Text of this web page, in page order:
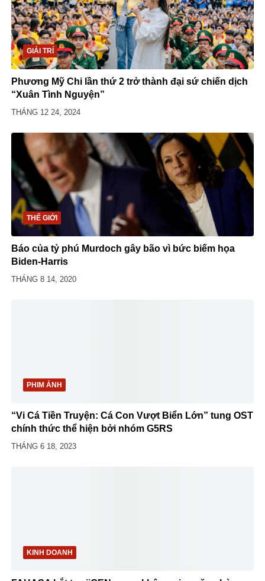
GIẢI TRÍ
Phương Mỹ Chi lần thứ 2 trở thành đại sứ chiến dịch
“Xuân Tình Nguyện”
THÁNG 12 24, 2024
THẾ GIỚI
Báo của tỷ phú Murdoch gây bão vì bức biếm họa
Biden-Harris
THÁNG 8 14, 2020
PHIM ẢNH
“Vi Cá Tiền Truyện: Cá Con Vượt Biển Lớn” tung OST
chính thức thể hiện bởi nhóm G5RS
THÁNG 6 18, 2023
KINH DOANH